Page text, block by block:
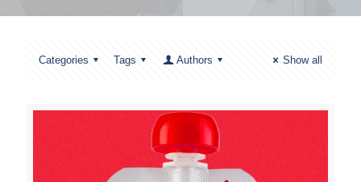
Categories Tags Authors Show all